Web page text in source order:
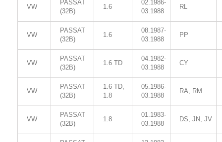
VW
PASSAT
(32B)
1.6
02.1986-
03.1988
RL
VW
PASSAT
(32B)
1.6
08.1987-
03.1988
PP
VW
PASSAT
(32B)
1.6 TD
04.1982-
03.1988
CY
VW
PASSAT
(32B)
1.6 TD,
1.8
05.1986-
03.1988
RA, RM
VW
PASSAT
(32B)
1.8
01.1983-
03.1988
DS, JN, JV